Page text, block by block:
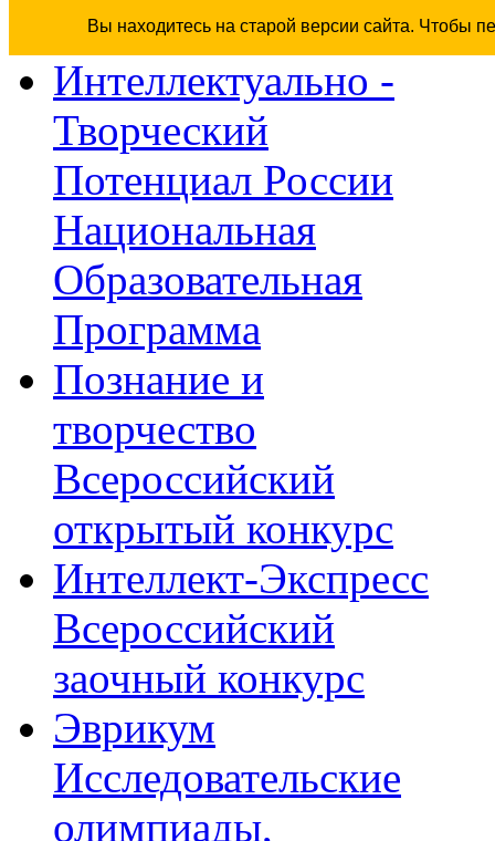
Вы находитесь на старой версии сайта. Чтобы
Интеллектуально -
Творческий
Потенциал России
Национальная
Образовательная
Программа
Познание и
творчество
Всероссийский
открытый конкурс
Интеллект-Экспресс
Всероссийский
заочный конкурс
Эврикум
Исследовательские
олимпиады,